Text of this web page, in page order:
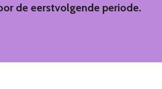
de eerstvolgende periode.